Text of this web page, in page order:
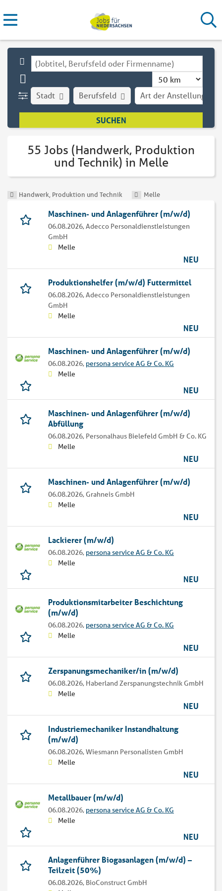
Stadt Art der Anstellung
Berufsfeld
55 Jobs (Handwerk, Produktion
und Technik) in Melle
Handwerk, Produktion und Technik Melle
Maschinen- und Anlagenführer (m/w/d)
06.08.2026,Adecco Personaldienstleistungen
GmbH
Melle
NEU
Produktionshelfer (m/w/d) Futtermittel
06.08.2026,Adecco Personaldienstleistungen
GmbH
Melle
NEU
Maschinen- und Anlagenführer (m/w/d)
06.08.2026, persona service AG & Co. KG
Melle
NEU
Maschinen- und Anlagenführer (m/w/d)
Abfüllung
06.08.2026, Personalhaus Bielefeld GmbH & Co. KG
Melle
NEU
Maschinen- und Anlagenführer (m/w/d)
06.08.2026, Grahneis GmbH
Melle
NEU
Lackierer (m/w/d)
06.08.2026, persona service AG & Co. KG
Melle
NEU
Produktionsmitarbeiter Beschichtung
(m/w/d)
06.08.2026, persona service AG & Co. KG
Melle
NEU
Zerspanungsmechaniker/in (m/w/d)
06.08.2026, Haberland Zerspanungstechnik GmbH
Melle
NEU
Industriemechaniker Instandhaltung
(m/w/d)
06.08.2026,Wiesmann Personalisten GmbH
Melle
NEU
Metallbauer (m/w/d)
06.08.2026, persona service AG & Co. KG
Melle
NEU
Anlagenführer Biogasanlagen (m/w/d) –
Teilzeit (50%)
06.08.2026, BioConstruct GmbH